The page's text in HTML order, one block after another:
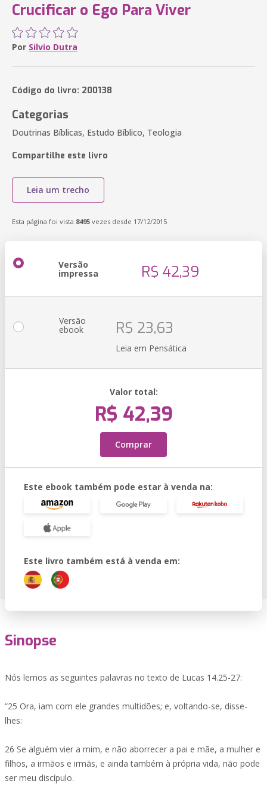
Crucificar o Ego Para Viver
Por Silvio Dutra
Código do livro: 200138
Categorias
Doutrinas Bíblicas, Estudo Bíblico, Teologia
Compartilhe este livro
Leia um trecho
Esta página foi vista 8495 vezes desde 17/12/2015
Versão
impressa R$ 42,39
Versão
ebook R$ 23,63
Leia em Pensática
Valor total:
R$ 42,39
Comprar
Este ebook também pode estar à venda na:
Este livro também está à venda em:
Sinopse
Nós lemos as seguintes palavras no texto de Lucas 14.25-27:
“25 Ora, iam com ele grandes multidões; e, voltando-se, disse-
lhes:
26 Se alguém vier a mim, e não aborrecer a pai e mãe, a mulher e
filhos, a irmãos e irmãs, e ainda também à própria vida, não pode
ser meu discípulo.